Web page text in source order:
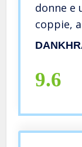
donne e
coppie,
idea
9.6